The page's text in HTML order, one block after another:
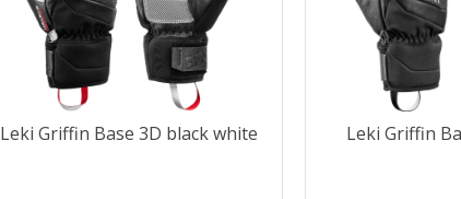
Leki Griffin Base 3D black white Leki Griffin